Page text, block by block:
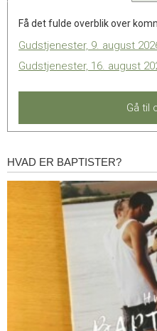
fortsat
sociale
medier
Få det fulde overblik over
Gudstjenester, 9. august
Gudstjenester, 16. august
Gå til
Hvad
HVAD ER BAPTISTER?